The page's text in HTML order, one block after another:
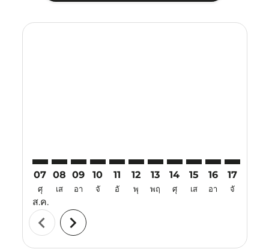
07
ศุ
ส.ค.
08
เส
09
อา
10
จั
11
อั
12
พุ
13
พฤ
14
ศุ
15
เส
16
อา
17
จั
chevron_left chevron_right